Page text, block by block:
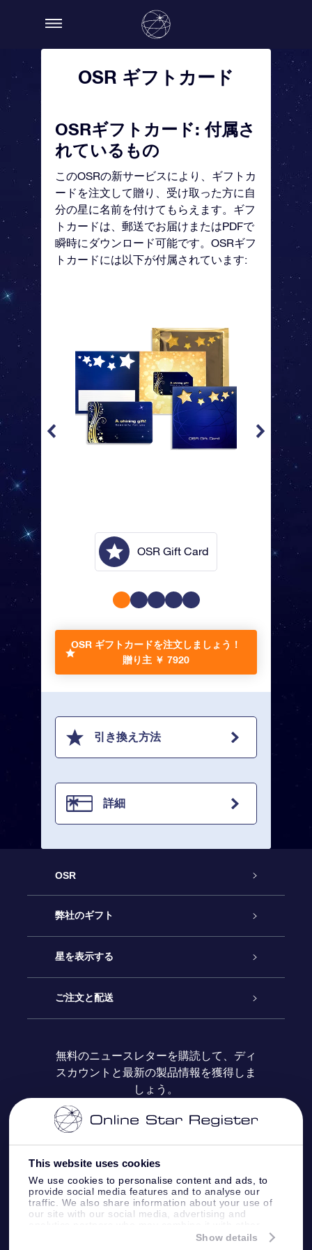
This website uses cookies
We use cookies to personalise content and ads, to
provide social media features and to analyse our
traffic. We also share information about your use of
our site with our social media, advertising and
information that you’ve provided to them or that
Show details
OSR ギフトカード
OSRギフトカード: 付属さ
れているもの
このOSRの新サービスにより、ギフトカ
ードを注文して贈り、受け取った方に自
分の星に名前を付けてもらえます。ギフ
トカードは、郵送でお届けまたはPDFで
瞬時にダウンロード可能です。OSRギフ
トカードには以下が付属されています:
OSR Gift Card
OSR ギフトカードを注文しましょう！
贈り主 ￥ 7920
引き換え方法
詳細
OSR
カスタマーサービス
お問い合わせ
ブログ
レビュー
弊社のギフト
Online Starギフト
OSRギフトパック
OSR ギフトカード
法人ギフト
星を表示する
星の登録
カスタマイズされたStar Page
One Million Stars
OSR Starsaver
星間飛行VRアプリ
ご注文と配送
お支払いに関する情報
配送に関する情報
返品ポリシ
星座
無料のニュースレターを購読して、ディ
スカウントと最新の製品情報を獲得しま
しょう。